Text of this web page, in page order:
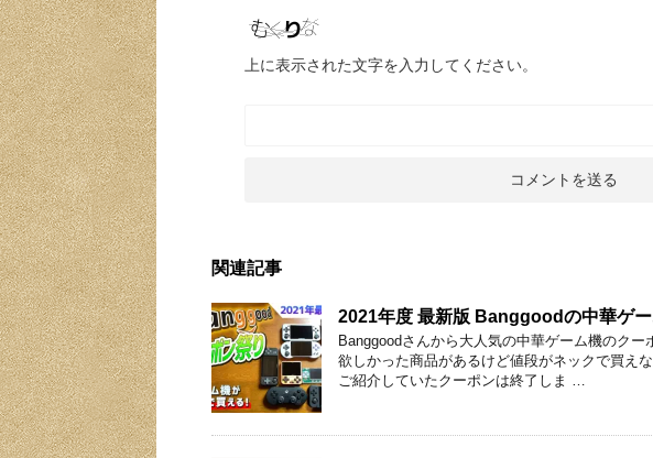
上に表示された文字を入力してください。
関連記事
2021年度 最新版 Banggoodの中華ゲー
Banggoodさんから大人気の中華ゲーム機のク
欲しかった商品があるけど値段がネックで買え
ご紹介していたクーポンは終了しま …